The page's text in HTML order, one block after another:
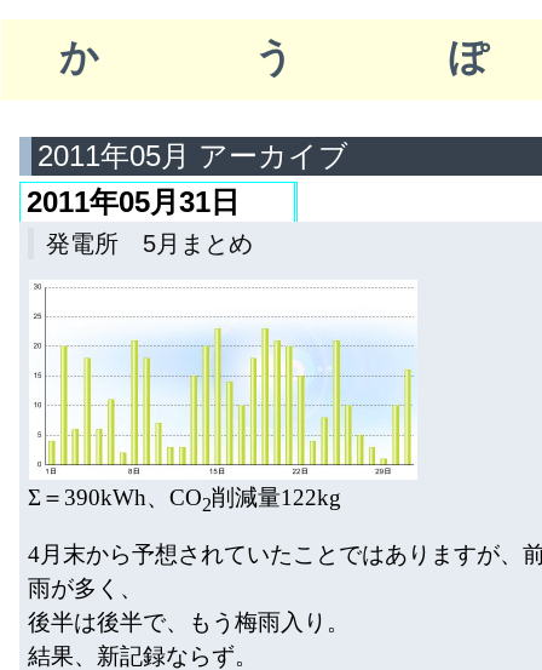
かう
2011年05月 アーカイブ
2011年05月31日
発電所 5月まとめ
Σ＝390kWh、CO2削減量122kg
4月末から予想されていたことではありますが、
雨が多く、
後半は後半で、もう梅雨入り。
結果、新記録ならず。